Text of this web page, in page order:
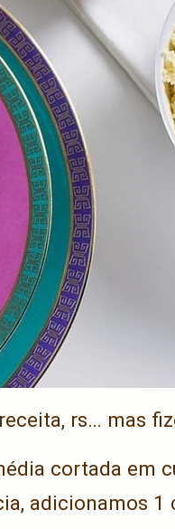
rs… mas
cortada em
adicionamos 1